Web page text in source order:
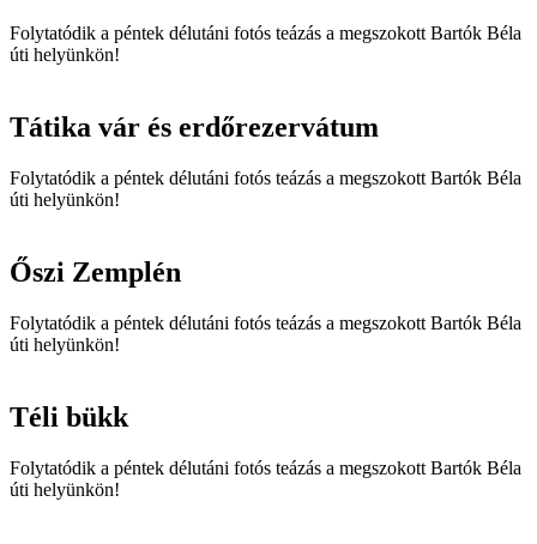
Folytatódik a péntek délutáni fotós teázás a megszokott Bartók Béla
úti helyünkön!
Tátika vár és erdőrezervátum
Folytatódik a péntek délutáni fotós teázás a megszokott Bartók Béla
úti helyünkön!
Őszi Zemplén
Folytatódik a péntek délutáni fotós teázás a megszokott Bartók Béla
úti helyünkön!
Téli bükk
Folytatódik a péntek délutáni fotós teázás a megszokott Bartók Béla
úti helyünkön!